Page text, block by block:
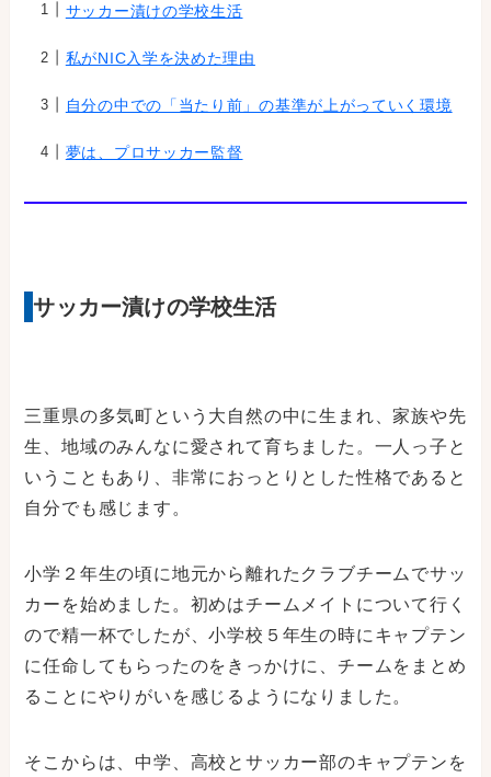
サッカー漬けの学校生活
私がNIC入学を決めた理由
自分の中での「当たり前」の基準が上がっていく環境
夢は、プロサッカー監督
サッカー漬けの学校生活
三重県の多気町という大自然の中に生まれ、家族や先
生、地域のみんなに愛されて育ちました。一人っ子と
いうこともあり、非常におっとりとした性格であると
自分でも感じます。
小学２年生の頃に地元から離れたクラブチームでサッ
カーを始めました。初めはチームメイトについて行く
ので精一杯でしたが、小学校５年生の時にキャプテン
に任命してもらったのをきっかけに、チームをまとめ
ることにやりがいを感じるようになりました。
そこからは、中学、高校とサッカー部のキャプテンを